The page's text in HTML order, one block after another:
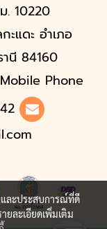
. 10220
แดะ อำเภอ
นี 84160
Phone
และประสบการณ์ที่ดี
ยละเอียดเพิ่มเติม